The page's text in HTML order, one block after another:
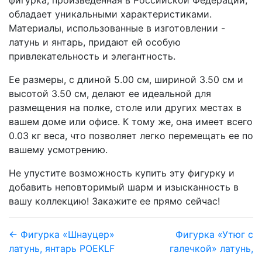
обладает уникальными характеристиками.
Материалы, использованные в изготовлении -
латунь и янтарь, придают ей особую
привлекательность и элегантность.
Ее размеры, с длиной 5.00 см, шириной 3.50 см и
высотой 3.50 см, делают ее идеальной для
размещения на полке, столе или других местах в
вашем доме или офисе. К тому же, она имеет всего
0.03 кг веса, что позволяет легко перемещать ее по
вашему усмотрению.
Не упустите возможность купить эту фигурку и
добавить неповторимый шарм и изысканность в
вашу коллекцию! Закажите ее прямо сейчас!
← Фигурка «Шнауцер»
латунь, янтарь POEKLF
Фигурка «Утюг с
галечкой» латунь,